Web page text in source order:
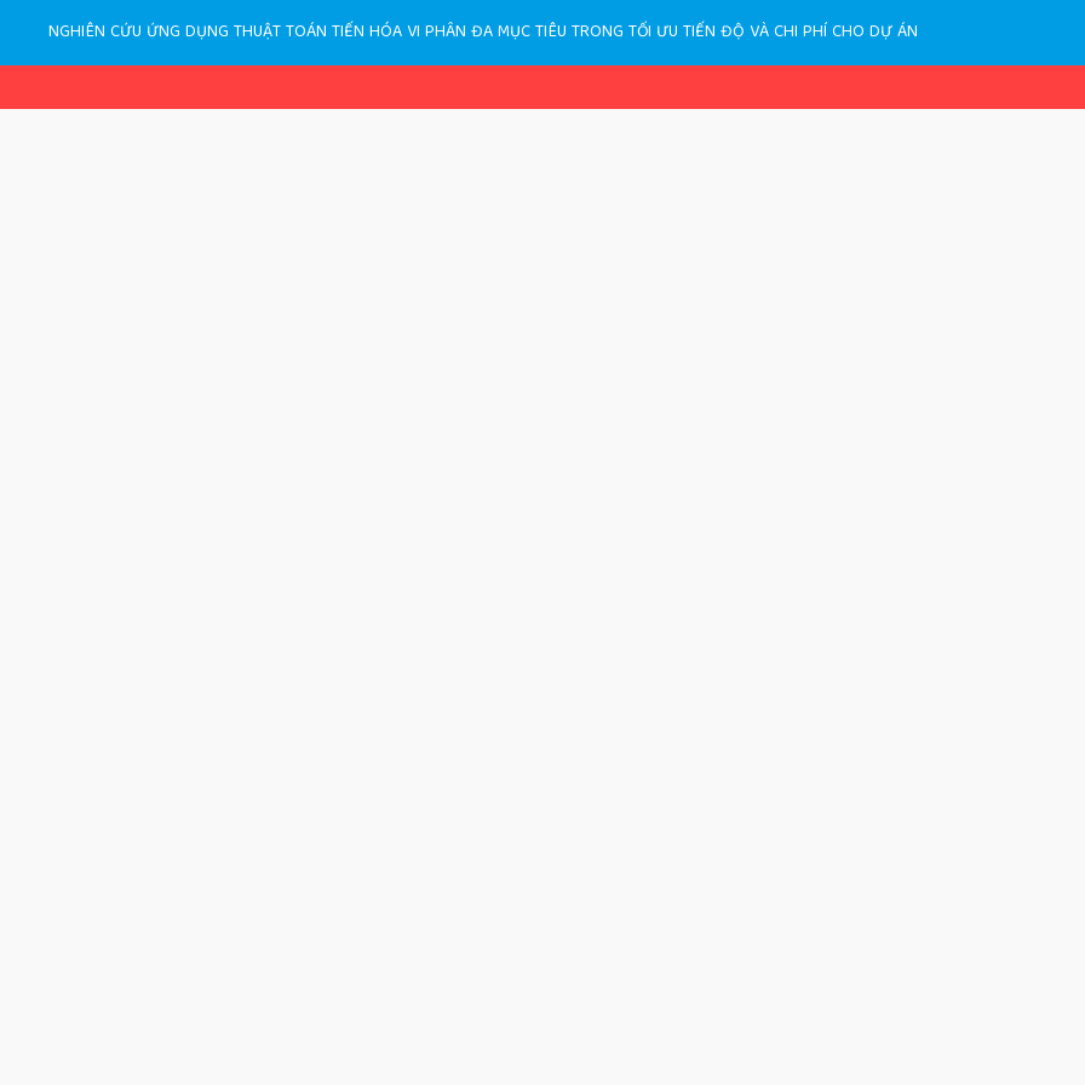
NGHIÊN CỨU ỨNG DỤNG THUẬT TOÁN TIẾN HÓA VI PHÂN ĐA MỤC TIÊU TRONG TỐI ƯU TIẾN ĐỘ VÀ CHI PHÍ CHO DỰ ÁN